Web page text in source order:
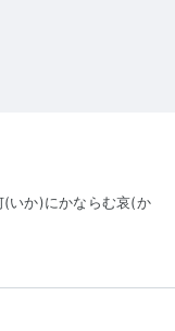
(いか)にかならむ哀(か